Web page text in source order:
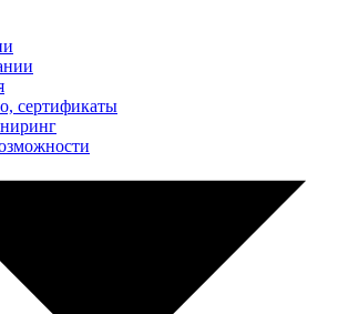
сертификаты